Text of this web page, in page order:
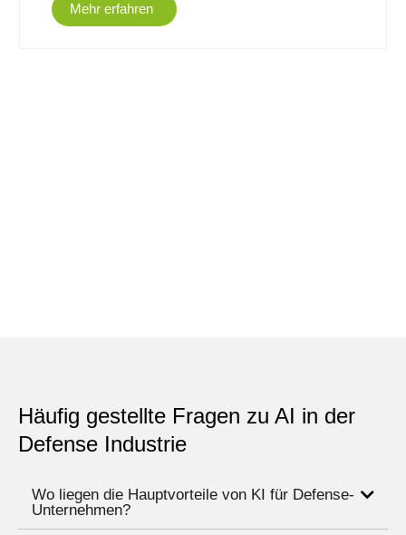
Mehr erfahren
Häufig gestellte Fragen zu AI in der
Defense Industrie
Wo liegen die Hauptvorteile von KI für Defense-
Unternehmen?